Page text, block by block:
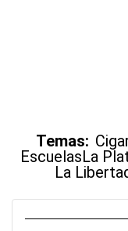
Temas:
EscuelasLa
La